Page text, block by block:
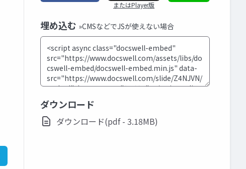
またはPlayer版
埋め込む »CMSなどでJSが使えない場合
ダウンロード
ダウンロード(pdf - 3.18MB)